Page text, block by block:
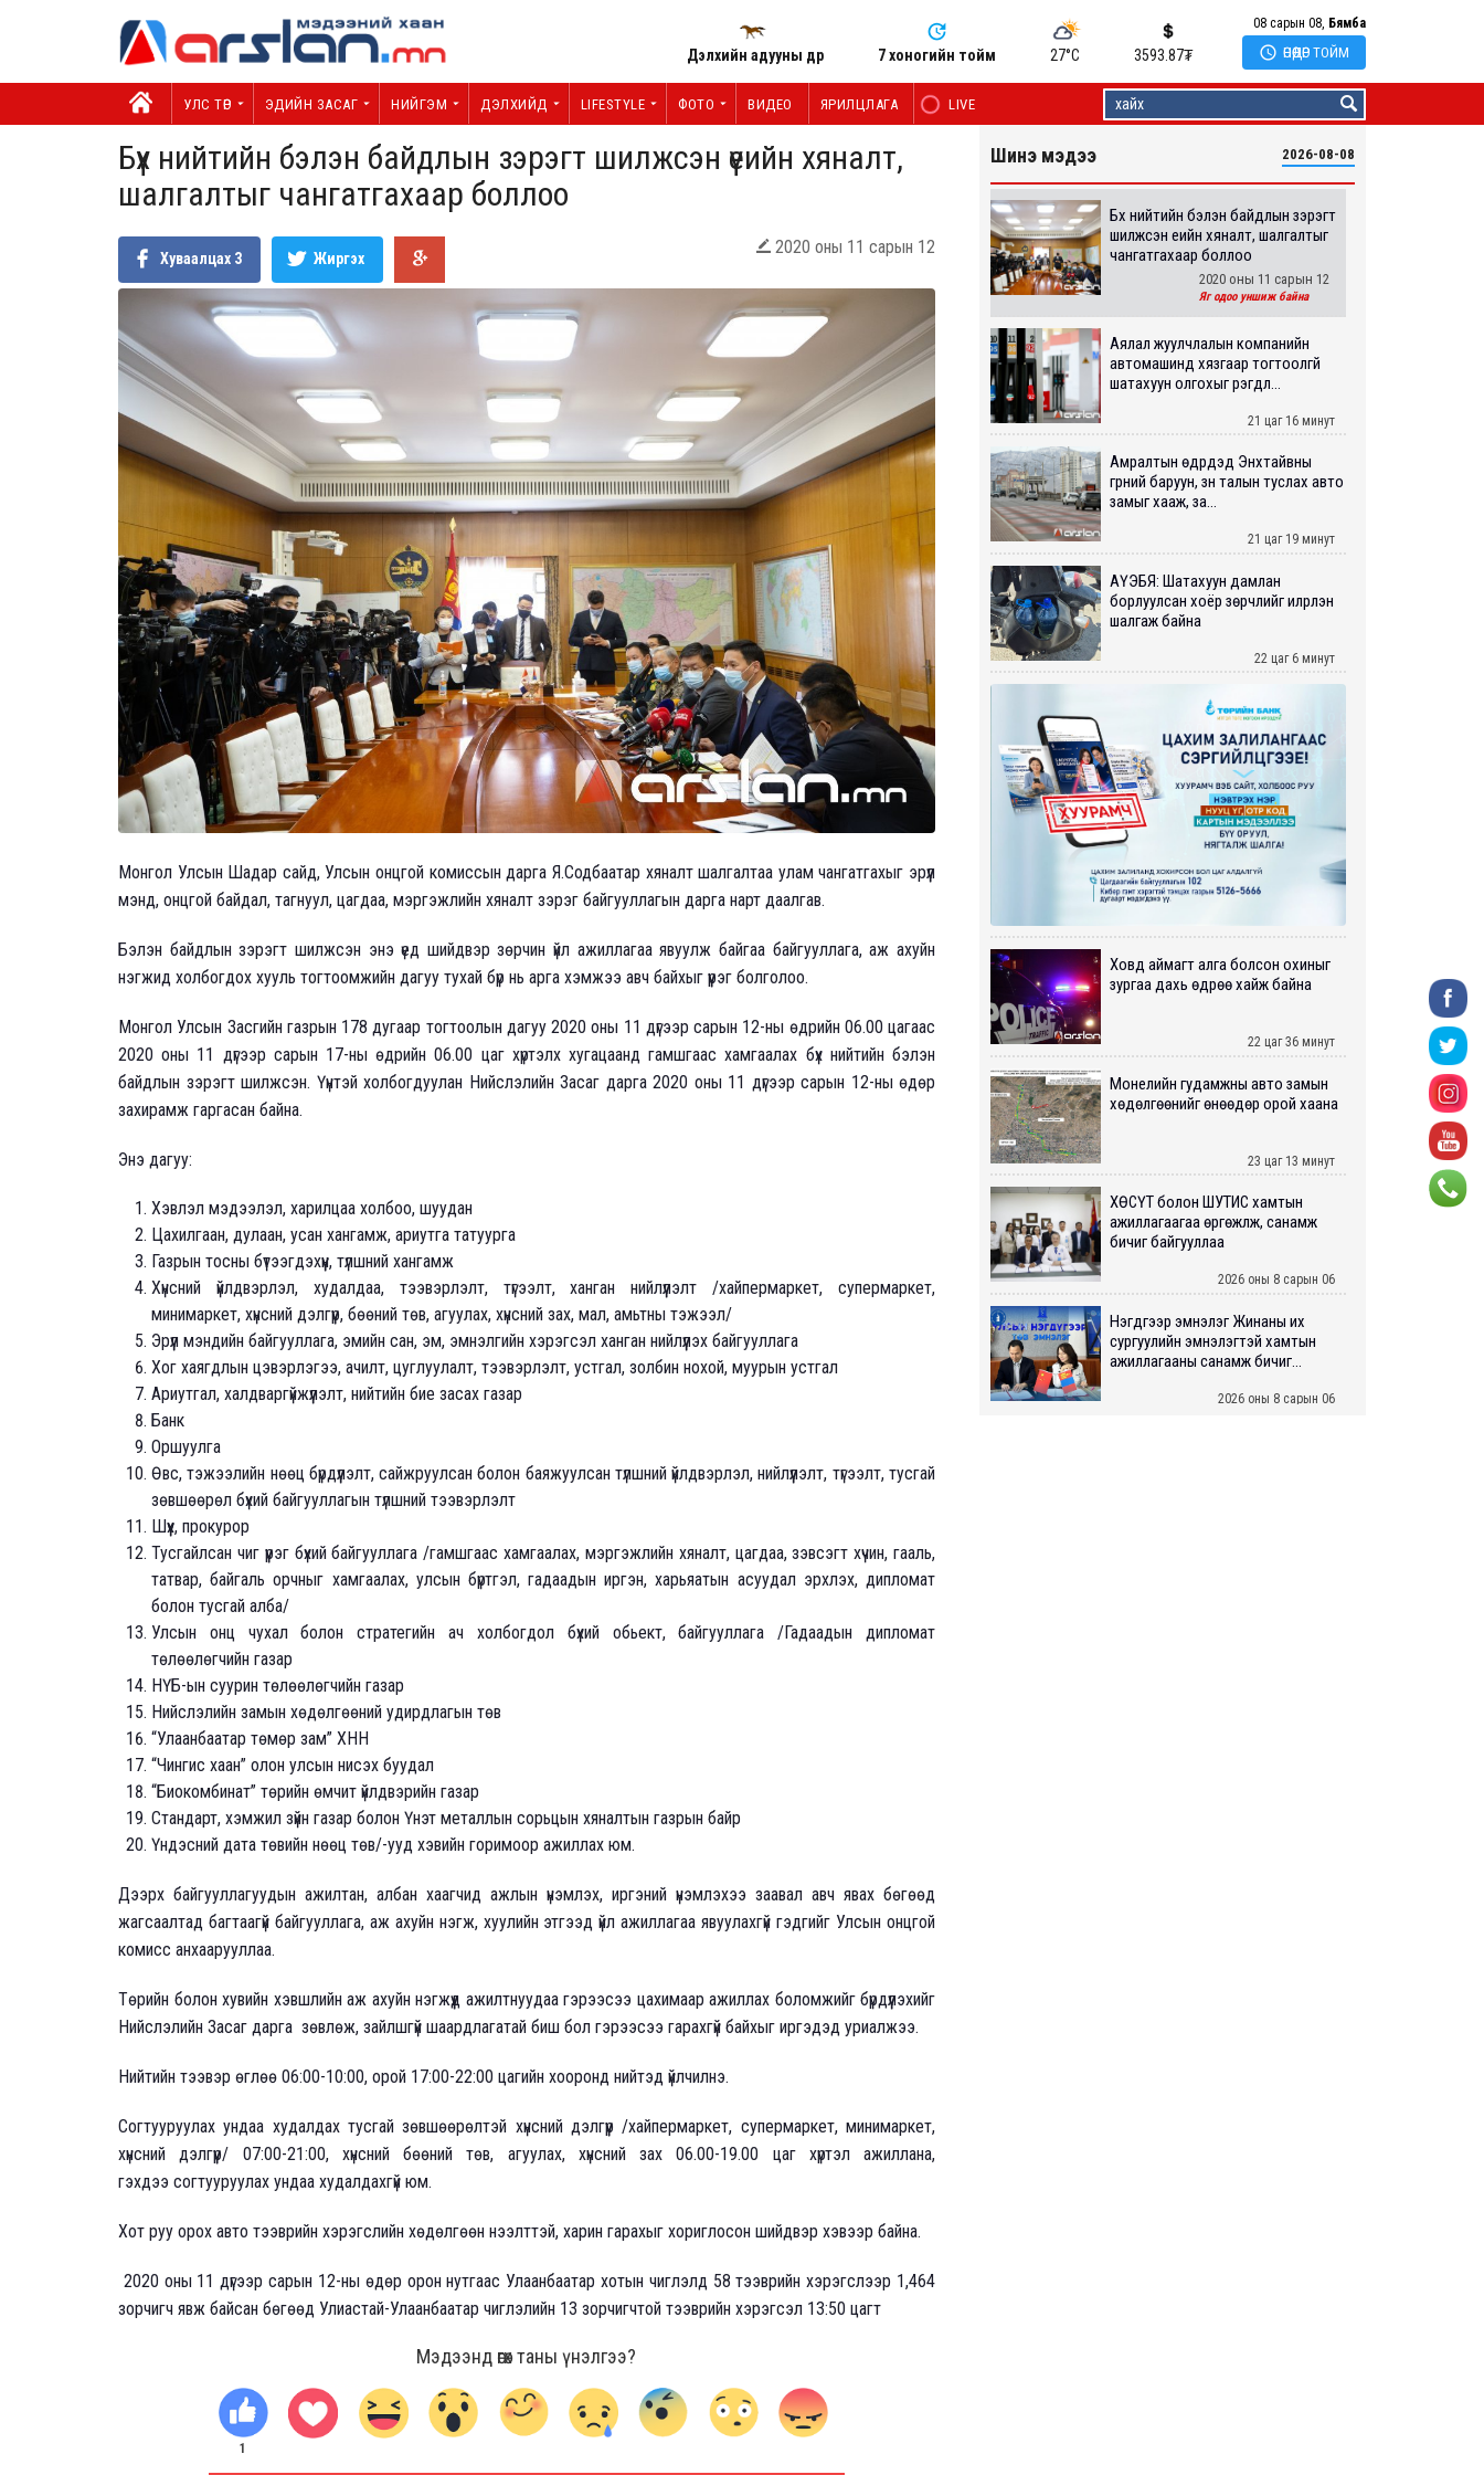
Дэлхийн адууны өдөр 7 хоногийн тойм 27°C 3593.87₮
08 сарын 08, Бямба
 ӨНӨӨДӨР ТОЙМ
УЛС ТӨР ЭДИЙН ЗАСАГ НИЙГЭМ ДЭЛХИЙД LIFESTYLE ФОТО ВИДЕО ЯРИЛЦЛАГА LIVE
Бүх нийтийн бэлэн байдлын зэрэгт шилжсэн үеийн хяналт,
шалгалтыг чангатгахаар боллоо
Хуваалцах 3 Жиргэх
 2020 оны 11 сарын 12
Монгол Улсын Шадар сайд, Улсын онцгой комиссын дарга Я.Содбаатар хяналт шалгалтаа улам чангатгахыг эрүүл
мэнд, онцгой байдал, тагнуул, цагдаа, мэргэжлийн хяналт зэрэг байгууллагын дарга нарт даалгав.
Бэлэн байдлын зэрэгт шилжсэн энэ үед шийдвэр зөрчин үйл ажиллагаа явуулж байгаа байгууллага, аж ахуйн
нэгжид холбогдох хууль тогтоомжийн дагуу тухай бүр нь арга хэмжээ авч байхыг үүрэг болголоо.
Монгол Улсын Засгийн газрын 178 дугаар тогтоолын дагуу 2020 оны 11 дүгээр сарын 12-ны өдрийн 06.00 цагаас
2020 оны 11 дүгээр сарын 17-ны өдрийн 06.00 цаг хүртэлх хугацаанд гамшгаас хамгаалах бүх нийтийн бэлэн
байдлын зэрэгт шилжсэн. Үүнтэй холбогдуулан Нийслэлийн Засаг дарга 2020 оны 11 дүгээр сарын 12-ны өдөр
захирамж гаргасан байна.
Энэ дагуу:
Хэвлэл мэдээлэл, харилцаа холбоо, шуудан
Цахилгаан, дулаан, усан хангамж, ариутга татуурга
Газрын тосны бүтээгдэхүүн, түлшний хангамж
Хүнсний үйлдвэрлэл, худалдаа, тээвэрлэлт, түгээлт, ханган нийлүүлэлт /хайпермаркет, супермаркет,
минимаркет, хүнсний дэлгүүр, бөөний төв, агуулах, хүнсний зах, мал, амьтны тэжээл/
Эрүүл мэндийн байгууллага, эмийн сан, эм, эмнэлгийн хэрэгсэл ханган нийлүүлэх байгууллага
Хог хаягдлын цэвэрлэгээ, ачилт, цуглуулалт, тээвэрлэлт, устгал, золбин нохой, муурын устгал
Ариутгал, халдваргүйжүүлэлт, нийтийн бие засах газар
Банк
Оршуулга
Өвс, тэжээлийн нөөц бүрдүүлэлт, сайжруулсан болон баяжуулсан түлшний үйлдвэрлэл, нийлүүлэлт, түгээлт, тусгай
зөвшөөрөл бүхий байгууллагын түлшний тээвэрлэлт
Шүүх, прокурор
Тусгайлсан чиг үүрэг бүхий байгууллага /гамшгаас хамгаалах, мэргэжлийн хяналт, цагдаа, зэвсэгт хүчин, гааль,
татвар, байгаль орчныг хамгаалах, улсын бүртгэл, гадаадын иргэн, харьяатын асуудал эрхлэх, дипломат
болон тусгай алба/
Улсын онц чухал болон стратегийн ач холбогдол бүхий обьект, байгууллага /Гадаадын дипломат
төлөөлөгчийн газар
НҮБ-ын суурин төлөөлөгчийн газар
Нийслэлийн замын хөдөлгөөний удирдлагын төв
“Улаанбаатар төмөр зам” ХНН
“Чингис хаан” олон улсын нисэх буудал
“Биокомбинат” төрийн өмчит үйлдвэрийн газар
Стандарт, хэмжил зүйн газар болон Үнэт металлын сорьцын хяналтын газрын байр
Үндэсний дата төвийн нөөц төв/-ууд хэвийн горимоор ажиллах юм.
Дээрх байгууллагуудын ажилтан, албан хаагчид ажлын үнэмлэх, иргэний үнэмлэхээ заавал авч явах бөгөөд
жагсаалтад багтаагүй байгууллага, аж ахуйн нэгж, хуулийн этгээд үйл ажиллагаа явуулахгүй гэдгийг Улсын онцгой
комисс анхаарууллаа.
Төрийн болон хувийн хэвшлийн аж ахуйн нэгжүүд ажилтнуудаа гэрээсээ цахимаар ажиллах боломжийг бүрдүүлэхийг
Нийслэлийн Засаг дарга зөвлөж, зайлшгүй шаардлагатай биш бол гэрээсээ гарахгүй байхыг иргэдэд уриалжээ.
Нийтийн тээвэр өглөө 06:00-10:00, орой 17:00-22:00 цагийн хооронд нийтэд үйлчилнэ.
Согтууруулах ундаа худалдах тусгай зөвшөөрөлтэй хүнсний дэлгүүр /хайпермаркет, супермаркет, минимаркет,
хүнсний дэлгүүр/ 07:00-21:00, хүнсний бөөний төв, агуулах, хүнсний зах 06.00-19.00 цаг хүртэл ажиллана,
гэхдээ согтууруулах ундаа худалдахгүй юм.
Хот руу орох авто тээврийн хэрэгслийн хөдөлгөөн нээлттэй, харин гарахыг хориглосон шийдвэр хэвээр байна.
2020 оны 11 дүгээр сарын 12-ны өдөр орон нутгаас Улаанбаатар хотын чиглэлд 58 тээврийн хэрэгслээр 1,464
зорчигч явж байсан бөгөөд Улиастай-Улаанбаатар чиглэлийн 13 зорчигчтой тээврийн хэрэгсэл 13:50 цагт
Мэдээнд өгөх таны үнэлгээ?
1
Шинэ мэдээ 2026-08-08
Бүх нийтийн бэлэн байдлын зэрэгт
шилжсэн үеийн хяналт, шалгалтыг
чангатгахаар боллоо
2020 оны 11 сарын 12
Яг одоо уншиж байна
Аялал жуулчлалын компанийн
автомашинд хязгаар тогтоолгүй
шатахуун олгохыг үүрэгдл...
21 цаг 16 минут
Амралтын өдрүүдэд Энхтайвны
гүүрний баруун, зүүн талын туслах авто
замыг хааж, за...
21 цаг 19 минут
АҮЭБЯ: Шатахуун дамлан
борлуулсан хоёр зөрчлийг илрүүлэн
шалгаж байна
22 цаг 6 минут
Ховд аймагт алга болсон охиныг
зургаа дахь өдрөө хайж байна
22 цаг 36 минут
Монелийн гудамжны авто замын
хөдөлгөөнийг өнөөдөр орой хаана
23 цаг 13 минут
ХӨСҮТ болон ШУТИС хамтын
ажиллагаагаа өргөжүүлж, санамж
бичиг байгууллаа
2026 оны 8 сарын 06
Нэгдүгээр эмнэлэг Жинаны их
сургуулийн эмнэлэгтэй хамтын
ажиллагааны санамж бичиг...
2026 оны 8 сарын 06